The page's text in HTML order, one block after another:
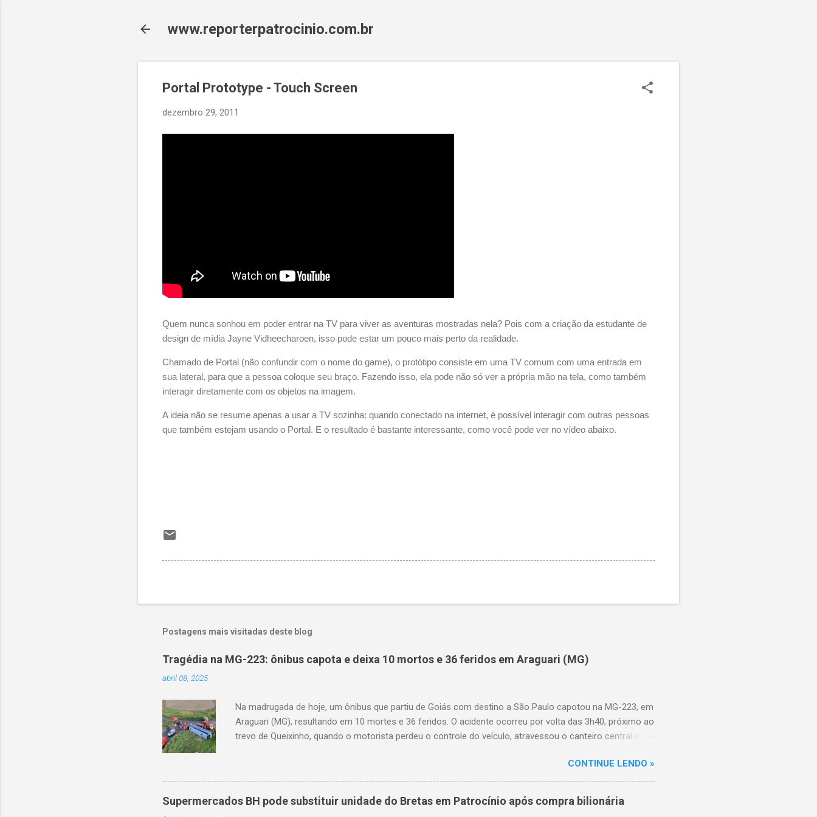
www.reporterpatrocinio.com.br
Portal Prototype - Touch Screen
dezembro 29, 2011
Quem nunca sonhou em poder entrar na TV para viver as aventuras mostradas nela? Pois com a criação da estudante de
design de mídia Jayne Vidheecharoen, isso pode estar um pouco mais perto da realidade.
Chamado de Portal (não confundir com o nome do game), o protótipo consiste em uma TV comum com uma entrada em
sua lateral, para que a pessoa coloque seu braço. Fazendo isso, ela pode não só ver a própria mão na tela, como também
interagir diretamente com os objetos na imagem.
A ideia não se resume apenas a usar a TV sozinha: quando conectado na internet, é possível interagir com outras pessoas
que também estejam usando o Portal. E o resultado é bastante interessante, como você pode ver no vídeo abaixo.
Postagens mais visitadas deste blog
Tragédia na MG-223: ônibus capota e deixa 10 mortos e 36 feridos em Araguari (MG)
abril 08, 2025
Na madrugada de hoje, um ônibus que partiu de Goiás com destino a São Paulo capotou na MG-223, em
Araguari (MG), resultando em 10 mortes e 36 feridos. O acidente ocorreu por volta das 3h40, próximo ao
trevo de Queixinho, quando o motorista perdeu o controle do veículo, atravessou o canteiro central e
oito anos. Nove dos feridos estão em estado grave. As autoridades investigam as causas do acidente.
CONTINUE LENDO »
Supermercados BH pode substituir unidade do Bretas em Patrocínio após compra bilionária